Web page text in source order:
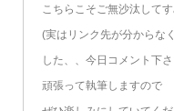
こちらこそご無沙汰してす
(実はリンク先が分からな
した、、今日コメント下
頑張って執筆しますので